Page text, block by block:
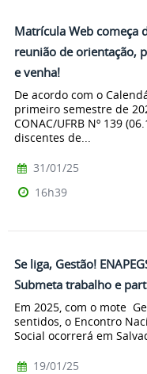
Matrícula Web começa
reunião de orientação,
e venha!
De acordo com o
primeiro semestre de
CONAC/UFRB Nº 139
discentes de...
31/01/25
16h39
Se liga, Gestão!
Submeta trabalho e
Em 2025, com o mote
sentidos, o Encontro
Social ocorrerá em
19/01/25